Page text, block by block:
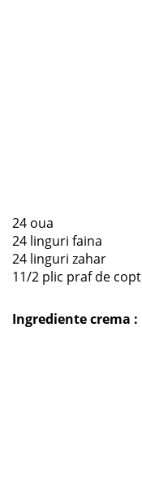
24 oua
24 linguri faina
24 linguri zahar
11/2 plic praf de copt
Ingrediente crema :